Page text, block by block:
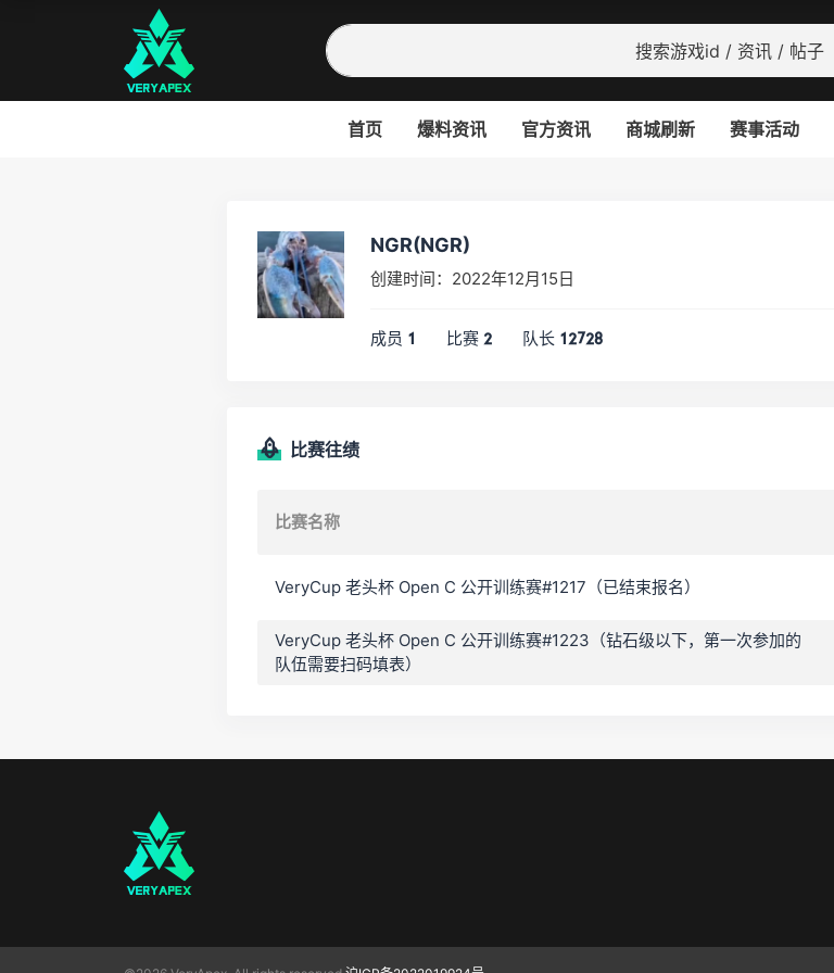
首页 爆料资讯 官方资讯 商城刷新 赛事活动
NGR(NGR)
创建时间：2022年12月15日
成员 1 比赛 2 队长 12728
比赛往绩
比赛名称
VeryCup 老头杯 Open C 公开训练赛#1217（已结束报名）
VeryCup 老头杯 Open C 公开训练赛#1223（钻石级以下，第一次参加的
队伍需要扫码填表）